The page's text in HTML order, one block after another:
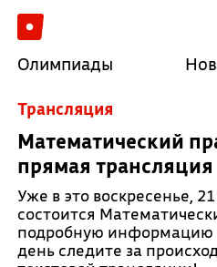
Олимпиады
Трансляция
Математический
прямая трансляция
Уже в это воскресенье,
состоится
подробную информацию
день следите за